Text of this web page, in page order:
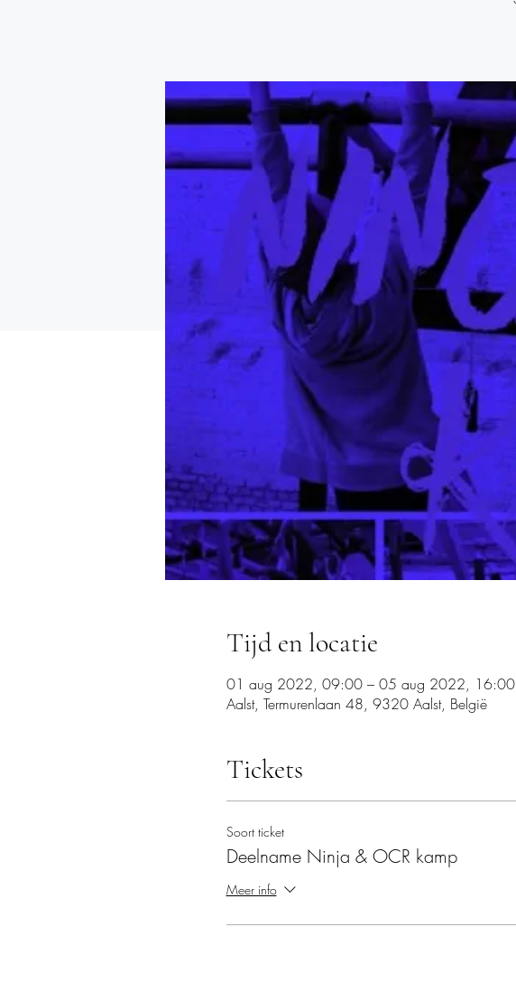
Tijd en locatie
01 aug 2022, 09:00 – 05 aug 2022, 16:00
Aalst, Termurenlaan 48, 9320 Aalst, België
Tickets
Soort ticket
Deelname Ninja & OCR kamp
Meer info